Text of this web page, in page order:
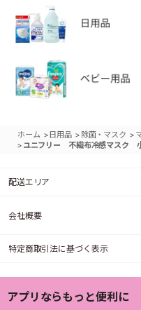
ホーム > 日用品 > 除菌・マスク >
> ユニフリー 不織布冷感マスク
配送エリア
会社概要
特定商取引法に基づく表示
アプリならもっと便利に